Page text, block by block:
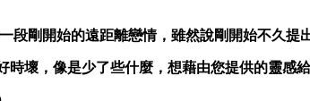
段剛開始的遠距離戀情，雖然說剛開始不久提
時壞，像是少了些什麼，想藉由您提供的靈感